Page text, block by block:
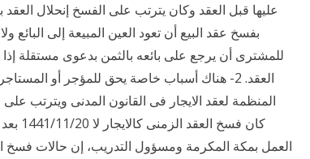
عليها قبل العقد وكان يترتب على الفسخ إنحلال
بفسخ عقد البيع أن تعود العين المبيعة إلى
للمشترى أن يرجع على بائعه بالثمن بدعوى مستقلة إذا
العقد. 2- هناك أسباب خاصة يحق للمؤجر أو
المنظمة لعقد الايجار فى القانون المدنى ويترتب
كان
العمل بمكة المكرمة ومسؤول التدريب، إن حالات